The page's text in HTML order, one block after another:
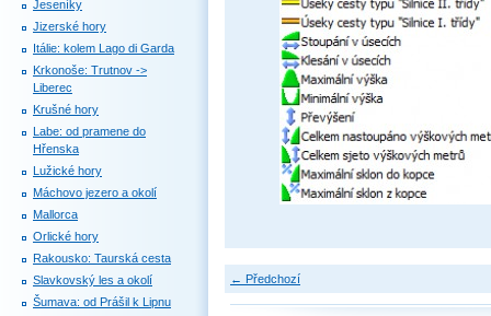
← Předchozí
Jeseníky
Jizerské hory
Itálie: kolem Lago di Garda
Krkonoše: Trutnov ->
Liberec
Krušné hory
Labe: od pramene do
Hřenska
Lužické hory
Máchovo jezero a okolí
Mallorca
Orlické hory
Rakousko: Taurská cesta
Slavkovský les a okolí
Šumava: od Prášil k Lipnu